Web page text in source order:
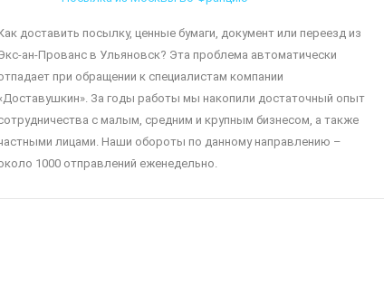
доставить посылку, ценные бумаги, документ или переезд из
ан-Прованс в Ульяновск? Эта проблема автоматически
при обращении к специалистам компании
За годы работы мы накопили достаточный опыт
с малым, средним и крупным бизнесом, а также
лицами. Наши обороты по данному направлению –
1000 отправлений еженедельно.